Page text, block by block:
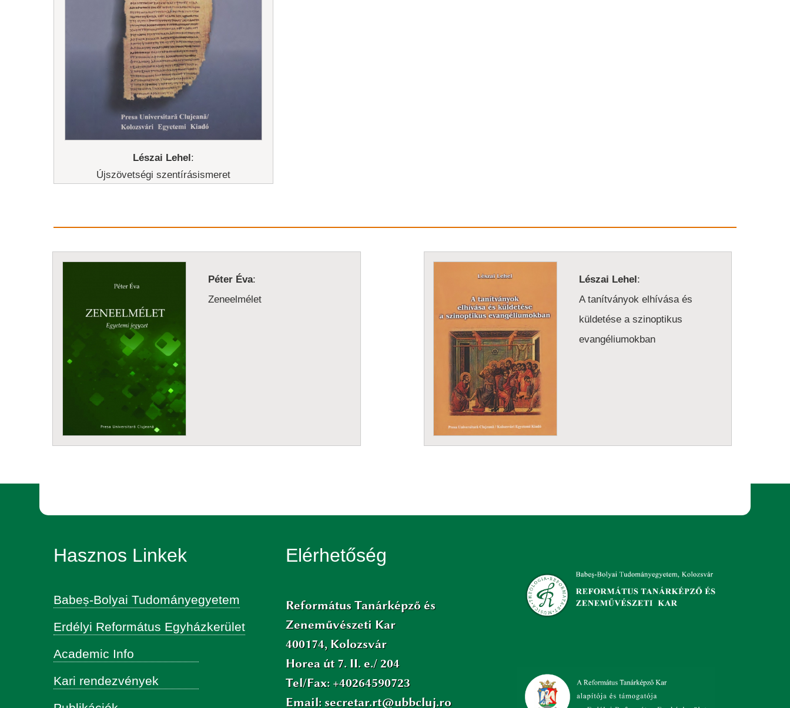
Doktori Iskola
Lészai Lehel:
Újszövetségi szentírásismeret
Péter Éva:
Zeneelmélet
Lészai Lehel:
A tanítványok elhívása és
küldetése a szinoptikus
evangéliumokban
Hasznos Linkek
Babeș-Bolyai Tudományegyetem
Erdélyi Református Egyházkerület
Academic Info
Kari rendezvények
Elérhetőség
Református Tanárképző és
Zeneművészeti Kar
400174, Kolozsvár
Horea út 7. II. e./ 204
Tel/Fax: +40264590723
Email: secretar.rt@ubbcluj.ro